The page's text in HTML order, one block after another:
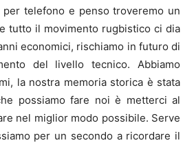
per telefono e penso troveremo un
tutto il movimento rugbistico ci dia
economici, rischiamo in futuro di
del livello tecnico. Abbiamo
la nostra memoria storica è stata
possiamo fare noi è metterci al
nel miglior modo possibile. Serve
per un secondo a ricordare il